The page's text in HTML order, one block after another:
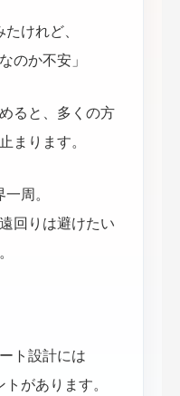
たけれど、
のか不安」
ると、多くの方
まります。
周。
回りは避けたい
ト設計には
があります。